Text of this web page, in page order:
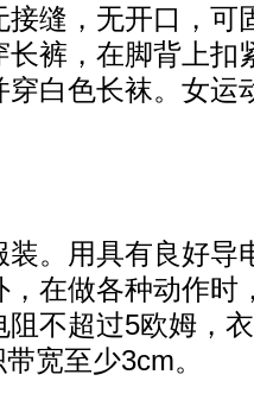
缝，无开口，可
裤，在脚背上扣
白色长袜。女运
。用具有良好导
，在做各种动作时
不超过5欧姆，
宽至少3cm。